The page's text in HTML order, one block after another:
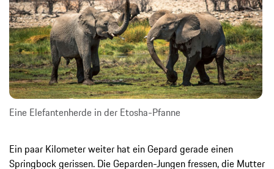
Eine Elefantenherde in der Etosha-Pfanne
Ein paar Kilometer weiter hat ein Gepard gerade einen
Springbock gerissen. Die Geparden-Jungen fressen, die Mutter